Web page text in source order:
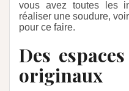
vous avez toutes les
réaliser une soudure,
pour ce faire.
Des
originaux